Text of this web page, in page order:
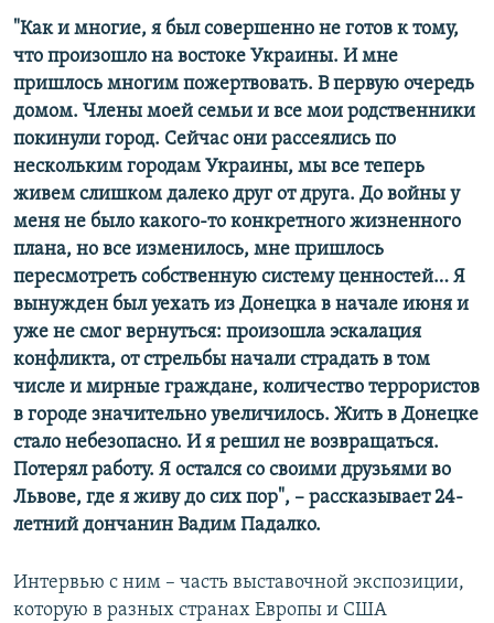
"Как и многие, я был совершенно не готов к тому,
что произошло на востоке Украины. И мне
пришлось многим пожертвовать. В первую очередь
домом. Члены моей семьи и все мои родственники
покинули город. Сейчас они рассеялись по
нескольким городам Украины, мы все теперь
живем слишком далеко друг от друга. До войны у
меня не было какого-то конкретного жизненного
плана, но все изменилось, мне пришлось
пересмотреть собственную систему ценностей… Я
вынужден был уехать из Донецка в начале июня и
уже не смог вернуться: произошла эскалация
конфликта, от стрельбы начали страдать в том
числе и мирные граждане, количество террористов
в городе значительно увеличилось. Жить в Донецке
стало небезопасно. И я решил не возвращаться.
Потерял работу. Я остался со своими друзьями во
Львове, где я живу до сих пор", – рассказывает 24-
летний дончанин Вадим Падалко.
Интервью с ним – часть выставочной экспозиции,
которую в разных странах Европы и США